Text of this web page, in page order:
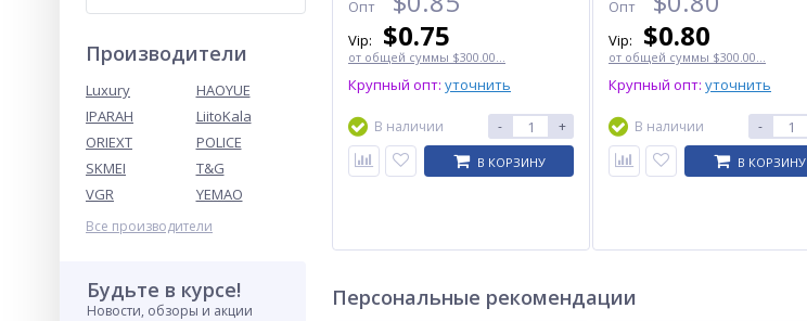
Производители
Luxury
HAOYUE
IPARAH
LiitoKala
ORIEXT
POLICE
SKMEI
T&G
VGR
YEMAO
Все производители
Будьте в курсе!
Новости, обзоры и акции
Опт
Vip: $0.75
от общей суммы $300.00...
Крупный опт: уточнить
В наличии - +
В КОРЗИНУ
Опт
Vip: $0.80
от общей суммы $300.00...
Крупный опт: уточнить
В наличии -
В КОРЗИНУ
Персональные рекомендации